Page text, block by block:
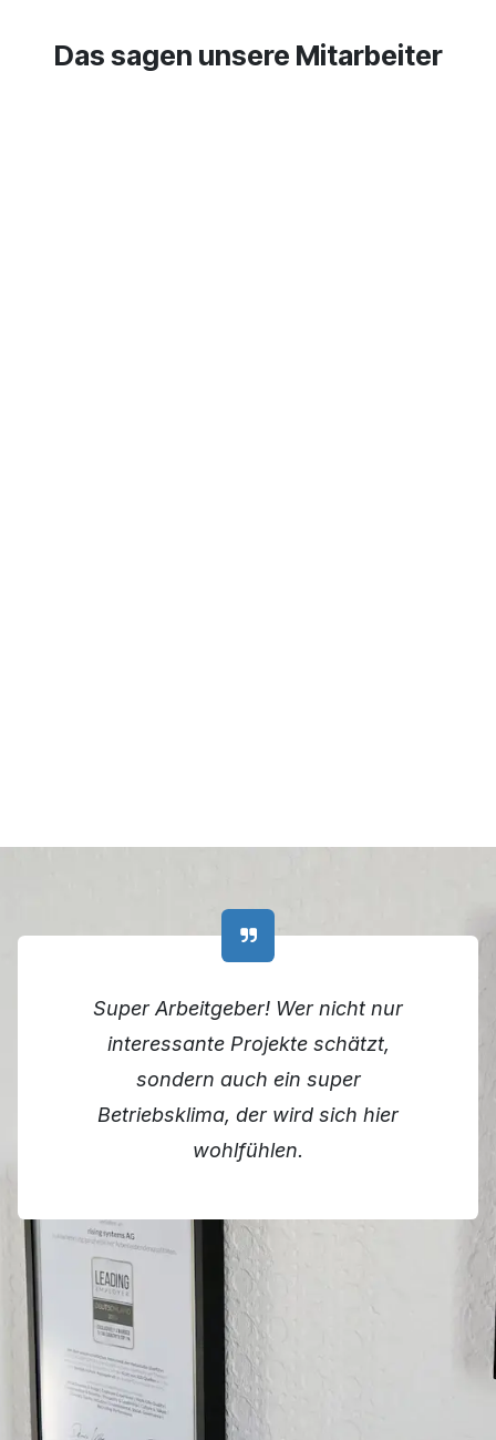
Das sagen unsere Mitarbeiter
Super Arbeitgeber! Wer nicht nur
interessante Projekte schätzt,
sondern auch ein super
Betriebsklima, der wird sich hier
wohlfühlen.